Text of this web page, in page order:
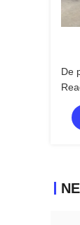
De